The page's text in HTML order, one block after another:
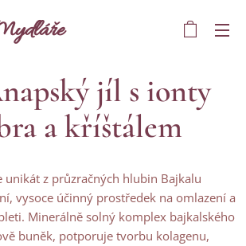
jíl s ionty
a kříštálem
unikát z průzračných hlubin Bajkalu
vysoce účinný prostředek na omlazení a
Minerálně solný komplex bajkalského
buněk, potporuje tvorbu kolagenu,